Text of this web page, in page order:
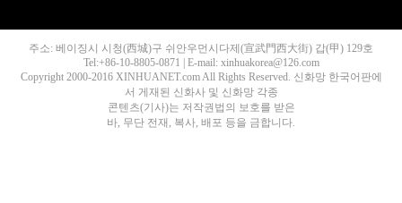
주소: 베이징시 시청(西城)구 쉬안우먼시다제(宣武門西大街) 갑(甲) 129호
Tel:+86-10-8805-0871 | E-mail: xinhuakorea@126.com
Copyright 2000-2016 XINHUANET.com All Rights Reserved. 신화망 한국어판에
서 게재된 신화사 및 신화망 각종
콘텐츠(기사)는 저작권법의 보호를 받은
바, 무단 전재, 복사, 배포 등을 금합니다.